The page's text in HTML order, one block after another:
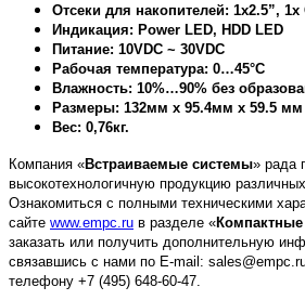
Отсеки для накопителей: 1х2.5”, 1х
Индикация: Power LED, HDD LED
Питание: 10VDC ~ 30VDC
Рабочая температура: 0…45°С
Влажность: 10%…90% без
Размеры: 132мм x 95.4мм x 59.5 мм
Вес: 0,76кг.
Компания «Встраиваемые системы» рада
высокотехнологичную продукцию
Ознакомиться с полными техническими
сайте www.empc.ru в разделе «
заказать или получить дополнительную
связавшись с нами по E-mail:
телефону +7 (495) 648-60-47.